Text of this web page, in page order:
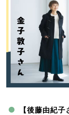
【後藤由紀